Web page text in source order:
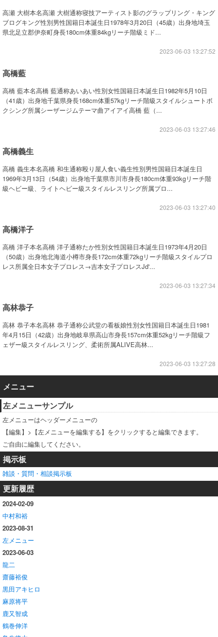
高瀬 大樹本名高瀬 大樹通称寝技アーティスト影のグラップリング・キング
ブログキング性別男性国籍日本誕生日1978年3月20日（45歳）出身地埼玉
県北足立郡伊奈町身長180cm体重84kgリーチ階級ミド...
2023-06-03 13:27:52
高橋藍
高橋 藍本名高橋 藍通称あいあい性別女性国籍日本誕生日1982年5月10日
（41歳）出身地千葉県身長168cm体重57kgリーチ階級スタイルシュートボ
クシング所属シーザージムテーマ曲アイアイ高橋 藍（...
2023-06-03 13:27:46
高橋義生
高橋 義生本名高橋 和生通称殴り屋人食い義生性別男性国籍日本誕生日
1969年3月13日（54歳）出身地千葉県市川市身長180cm体重93kgリーチ階
級ヘビー級、ライトヘビー級スタイルレスリング所属プロ...
2023-06-03 13:27:40
高橋洋子
高橋 洋子本名高橋 洋子通称たか性別女性国籍日本誕生日1973年4月20日
（50歳）出身地北海道小樽市身長172cm体重72kgリーチ階級スタイルプロ
レス所属全日本女子プロレス→吉本女子プロレスJd'...
2023-06-03 13:27:34
高林恭子
高林 恭子本名高林 恭子通称公武堂の看板娘性別女性国籍日本誕生日1981
年4月15日（42歳）出身地岐阜県高山市身長157cm体重52kgリーチ階級フ
ェザー級スタイルレスリング、柔術所属ALIVE高林...
2023-06-03 13:27:28
メニュー
左メニューサンプル
左メニューはヘッダーメニューの
【編集】>【左メニューを編集する】をクリックすると編集できます。
ご自由に編集してください。
掲示板
雑談・質問・相談掲示板
更新履歴
2024-02-09
中村和裕
2023-08-31
左メニュー
2023-06-03
龍二
齋藤裕俊
黒田アキヒロ
麻原将平
鹿又智成
鶴巻伸洋